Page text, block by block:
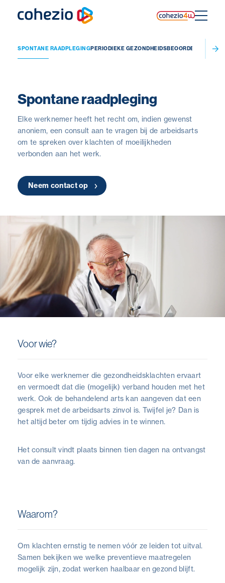
content
SPONTANE RAADPLEGINGPERIODIEKE GEZONDHEIDSBEOORDELING
Spontane raadpleging
Elke werknemer heeft het recht om, indien gewenst
anoniem, een consult aan te vragen bij de arbeidsarts
om te spreken over klachten of moeilijkheden
verbonden aan het werk.
Neem contact op
Voor wie?
Voor elke werknemer die gezondheidsklachten ervaart
en vermoedt dat die (mogelijk) verband houden met het
werk. Ook de behandelend arts kan aangeven dat een
gesprek met de arbeidsarts zinvol is. Twijfel je? Dan is
het altijd beter om tijdig advies in te winnen.
Het consult vindt plaats binnen tien dagen na ontvangst
van de aanvraag.
Waarom?
Om klachten ernstig te nemen vóór ze leiden tot uitval.
Samen bekijken we welke preventieve maatregelen
mogelijk zijn, zodat werken haalbaar en gezond blijft.